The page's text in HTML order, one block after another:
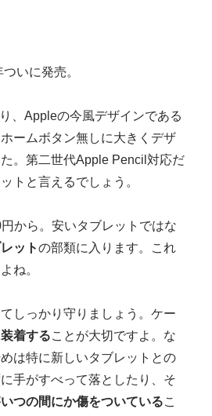
いに発売。
、Appleの今風デザインである
ームボタン無しに大きくデザ
。第二世代Apple Pencil対応だ
トと言えるでしょう。
から。安いタブレットではな
ットの部類に入ります。これ
ね。
しっかり守りましょう。ケー
着することが大切ですよ。な
は特に新しいタブレットとの
手がすべって落としたり、そ
いつの間にか傷をついているこ